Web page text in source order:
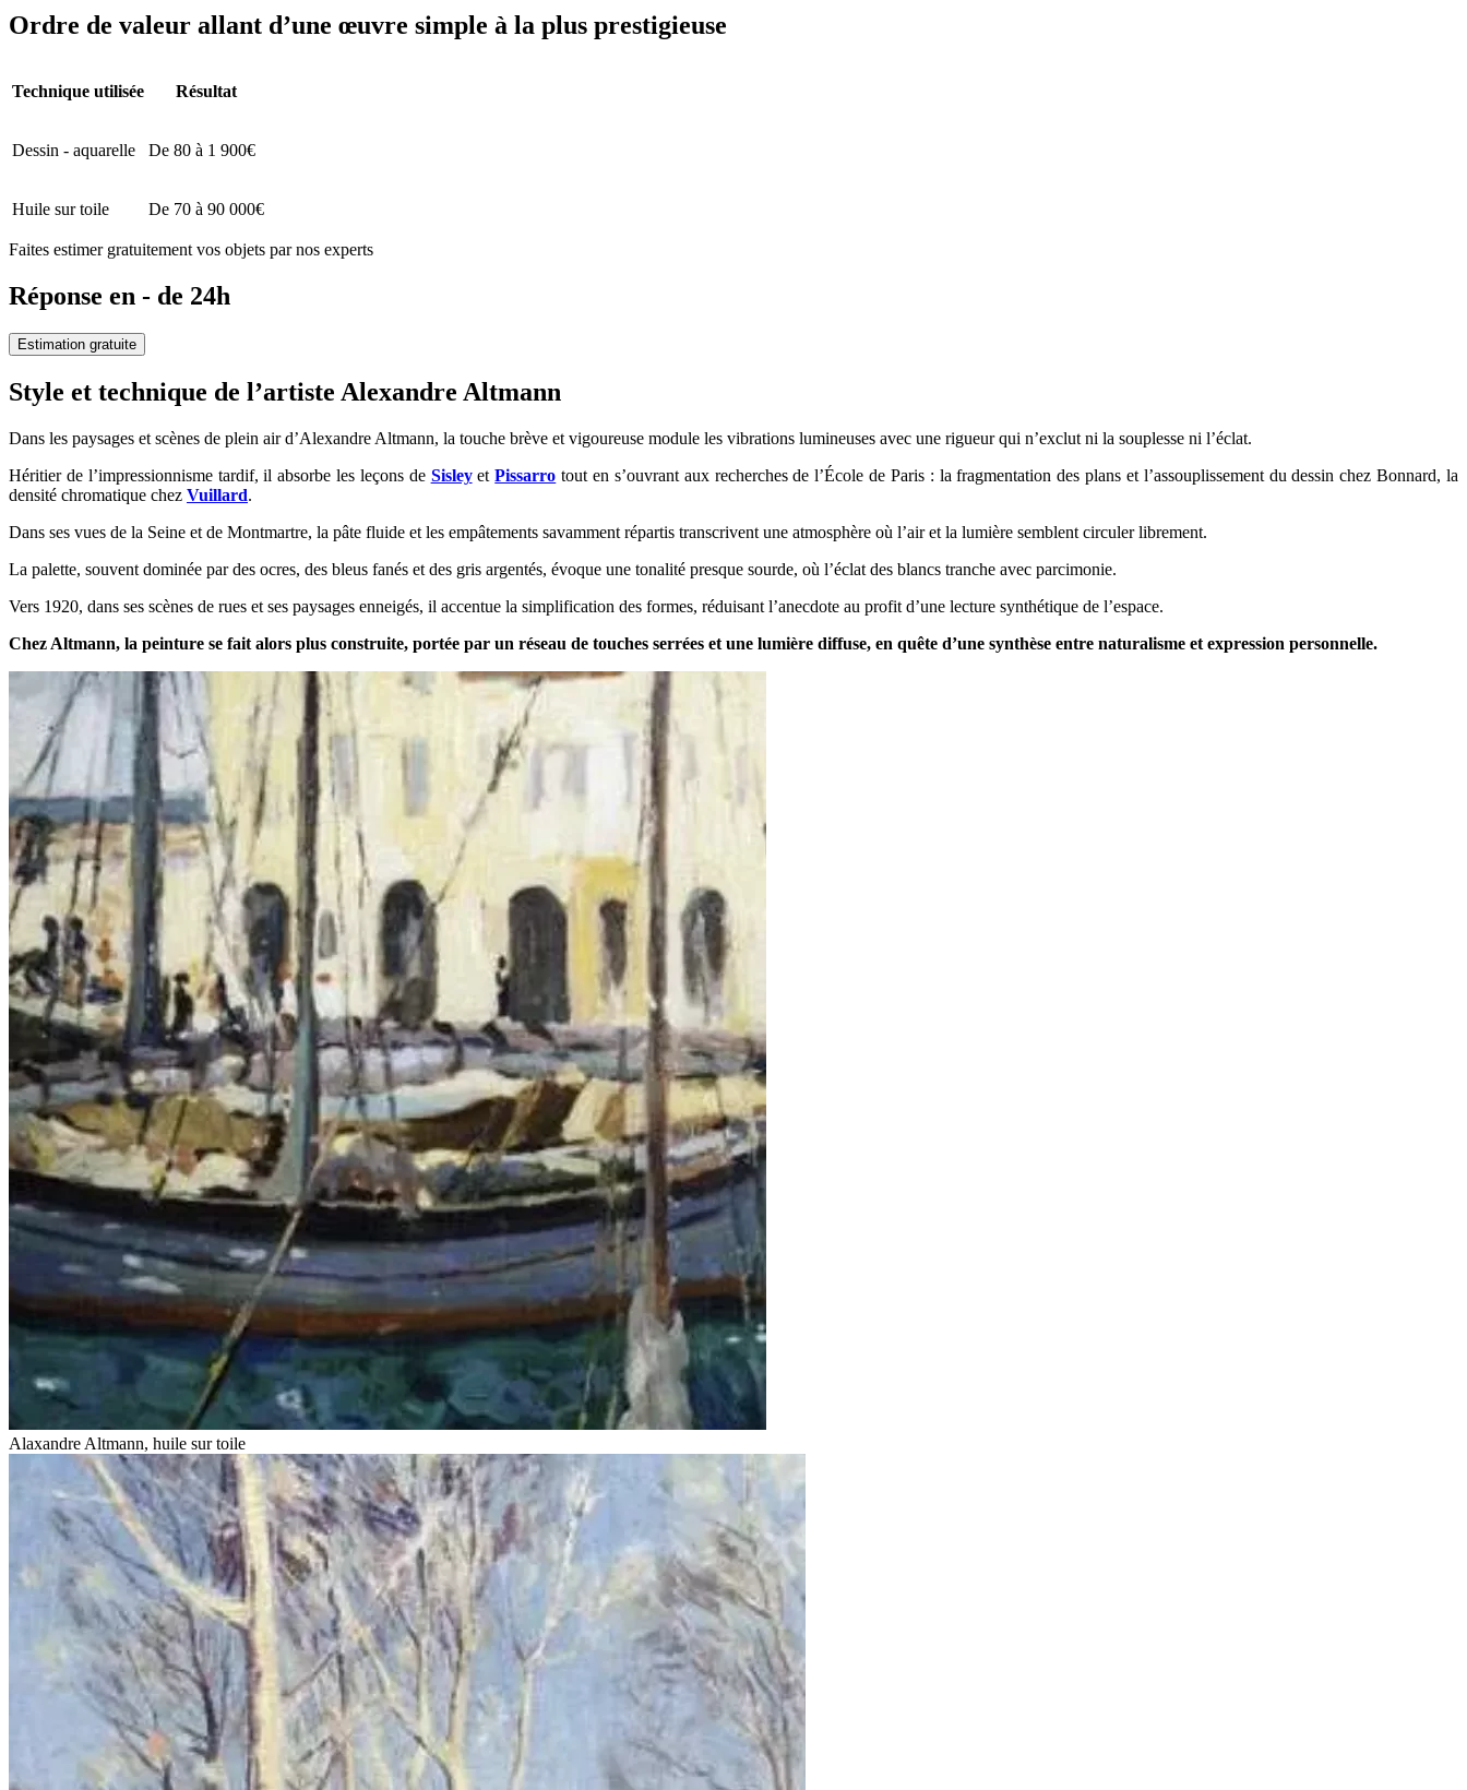
Ordre de valeur allant d’une œuvre simple à la plus prestigieuse
Technique utilisée Résultat
Dessin - aquarelle De 80 à 1 900€
Huile sur toile De 70 à 90 000€
Faites estimer gratuitement vos objets par nos experts
Réponse en - de 24h
Estimation gratuite
Style et technique de l’artiste Alexandre Altmann
Dans les paysages et scènes de plein air d’Alexandre Altmann, la touche brève et vigoureuse module les vibrations lumineuses avec une rigueur qui n’exclut ni la souplesse ni l’éclat.
Héritier de l’impressionnisme tardif, il absorbe les leçons de SisleyetPissarro tout en s’ouvrant aux recherches de l’École de Paris : la fragmentation des plans et l’assouplissement du dessin chez Bonnard, la
densité chromatique chez Vuillard.
Dans ses vues de la Seine et de Montmartre, la pâte fluide et les empâtements savamment répartis transcrivent une atmosphère où l’air et la lumière semblent circuler librement.
La palette, souvent dominée par des ocres, des bleus fanés et des gris argentés, évoque une tonalité presque sourde, où l’éclat des blancs tranche avec parcimonie.
Vers 1920, dans ses scènes de rues et ses paysages enneigés, il accentue la simplification des formes, réduisant l’anecdote au profit d’une lecture synthétique de l’espace.
Chez Altmann, la peinture se fait alors plus construite, portée par un réseau de touches serrées et une lumière diffuse, en quête d’une synthèse entre naturalisme et expression personnelle.
Alaxandre Altmann, huile sur toile